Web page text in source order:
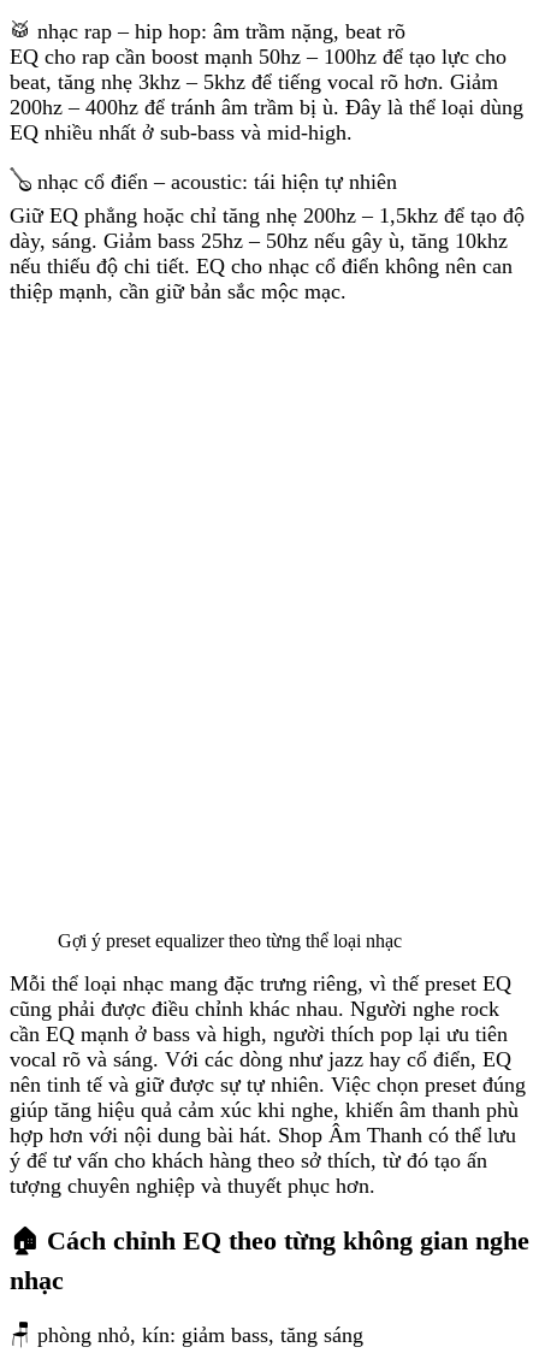
🥁 nhạc rap – hip hop: âm trầm nặng, beat rõ
EQ cho rap cần boost mạnh 50hz – 100hz để tạo lực cho
beat, tăng nhẹ 3khz – 5khz để tiếng vocal rõ hơn. Giảm
200hz – 400hz để tránh âm trầm bị ù. Đây là thể loại dùng
EQ nhiều nhất ở sub-bass và mid-high.
🪕 nhạc cổ điển – acoustic: tái hiện tự nhiên
Giữ EQ phẳng hoặc chỉ tăng nhẹ 200hz – 1,5khz để tạo độ
dày, sáng. Giảm bass 25hz – 50hz nếu gây ù, tăng 10khz
nếu thiếu độ chi tiết. EQ cho nhạc cổ điển không nên can
thiệp mạnh, cần giữ bản sắc mộc mạc.
Gợi ý preset equalizer theo từng thể loại nhạc
Mỗi thể loại nhạc mang đặc trưng riêng, vì thế preset EQ
cũng phải được điều chỉnh khác nhau. Người nghe rock
cần EQ mạnh ở bass và high, người thích pop lại ưu tiên
vocal rõ và sáng. Với các dòng như jazz hay cổ điển, EQ
nên tinh tế và giữ được sự tự nhiên. Việc chọn preset đúng
giúp tăng hiệu quả cảm xúc khi nghe, khiến âm thanh phù
hợp hơn với nội dung bài hát. Shop Âm Thanh có thể lưu
ý để tư vấn cho khách hàng theo sở thích, từ đó tạo ấn
tượng chuyên nghiệp và thuyết phục hơn.
🏠 Cách chỉnh EQ theo từng không gian nghe
nhạc
🪑 phòng nhỏ, kín: giảm bass, tăng sáng